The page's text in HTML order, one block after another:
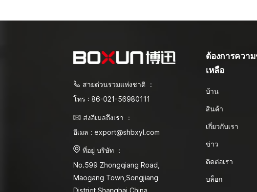
สายด่วนรวมแห่งชาติ ：
โทร : 86-021-56980111
ส่งอีเมลถึงเรา ：
อีเมล : export@shbxyl.com
ที่อยู่ บริษัท ：
No.599 Zhongqiang Road,
Maogang Town,Songjiang
ต้องการควา
เหลือ
บ้าน
สินค้า
เกี่ยวกับเรา
ข่าว
ติดต่อเรา
บล็อก